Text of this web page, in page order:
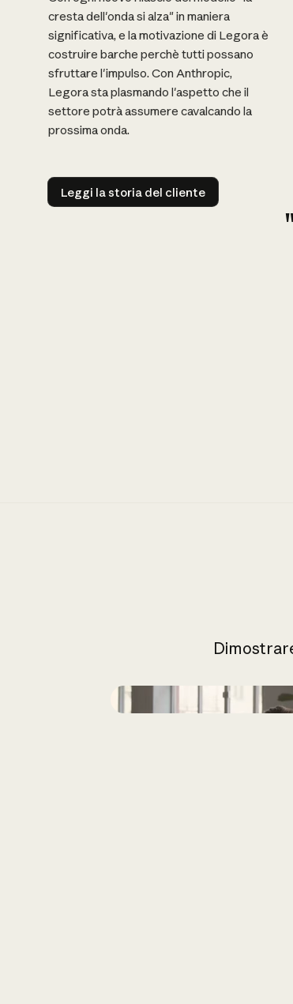
cresta dell'onda si alza" in maniera
significativa, e la motivazione di Legora è
costruire barche perchè tutti possano
sfruttare l'impulso. Con Anthropic,
Legora sta plasmando l'aspetto che il
settore potrà assumere cavalcando la
prossima onda.
Leggi la storia del cliente
Leggi la storia del cliente